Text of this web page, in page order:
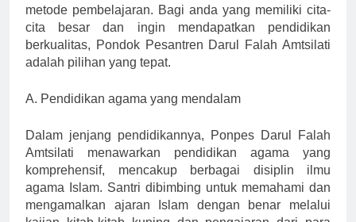
metode pembelajaran. Bagi anda yang memiliki cita-
cita besar dan ingin mendapatkan pendidikan
berkualitas, Pondok Pesantren Darul Falah Amtsilati
adalah pilihan yang tepat.
A. Pendidikan agama yang mendalam
Dalam jenjang pendidikannya, Ponpes Darul Falah
Amtsilati menawarkan pendidikan agama yang
komprehensif, mencakup berbagai disiplin ilmu
agama Islam. Santri dibimbing untuk memahami dan
mengamalkan ajaran Islam dengan benar melalui